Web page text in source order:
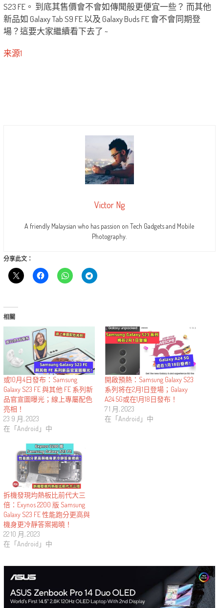
S23 FE。 到底其售價會不會如傳聞般更便宜一些？ 而其他
新品如 Galaxy Tab S9 FE 以及 Galaxy Buds FE 會不會同期登
場？這要大家繼續看下去了 ~
来源1
Victor Ng
A friendly Malaysian who has passion on Tech Gadgets and Mobile
Photography.
分享此文：
相關
或10月4日發布：Samsung
Galaxy S23 FE 與其他 FE 系列新
品官宣圖曝光；線上專屬配色
亮相！
23 9 月, 2023
在「Android」中
開啟預熱：Samsung Galaxy S23
系列将在2月1日登場；Galaxy
A24 5G或在1月18日發布！
7 1 月, 2023
在「Android」中
拆機發現均熱板比前代大三
倍：Exynos 2200 版 Samsung
Galaxy S23 FE 性能跑分更高與
機身更冷靜答案揭曉！
22 10 月, 2023
在「Android」中